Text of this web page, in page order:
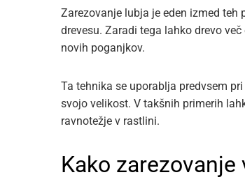
Zarezovanje lubja je eden izmed
drevesu. Zaradi tega lahko drevo
novih poganjkov.
Ta tehnika se uporablja predvsem
svojo velikost. V takšnih primerih
ravnotežje v rastlini.
Kako